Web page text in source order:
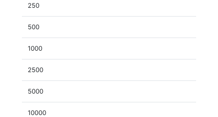
250
500
1000
2500
5000
10000